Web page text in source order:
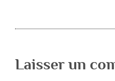
Laisser un